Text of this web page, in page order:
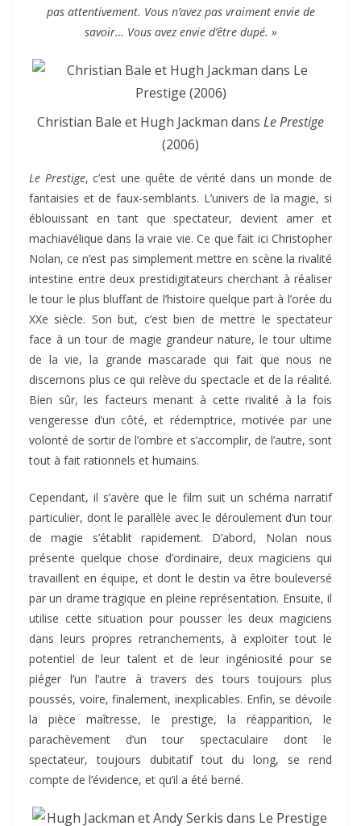
pas attentivement. Vous n’avez pas vraiment envie de
savoir… Vous avez envie d’être dupé. »
Christian Bale et Hugh Jackman dans Le Prestige
(2006)
Le Prestige, c’est une quête de vérité dans un monde de
fantaisies et de faux-semblants. L’univers de la magie, si
éblouissant en tant que spectateur, devient amer et
machiavélique dans la vraie vie. Ce que fait ici Christopher
Nolan, ce n’est pas simplement mettre en scène la rivalité
intestine entre deux prestidigitateurs cherchant à réaliser
le tour le plus bluffant de l’histoire quelque part à l’orée du
XXe siècle. Son but, c’est bien de mettre le spectateur
face à un tour de magie grandeur nature, le tour ultime
de la vie, la grande mascarade qui fait que nous ne
discernons plus ce qui relève du spectacle et de la réalité.
Bien sûr, les facteurs menant à cette rivalité à la fois
vengeresse d’un côté, et rédemptrice, motivée par une
volonté de sortir de l’ombre et s’accomplir, de l’autre, sont
tout à fait rationnels et humains.
Cependant, il s’avère que le film suit un schéma narratif
particulier, dont le parallèle avec le déroulement d’un tour
de magie s’établit rapidement. D’abord, Nolan nous
présente quelque chose d’ordinaire, deux magiciens qui
travaillent en équipe, et dont le destin va être bouleversé
par un drame tragique en pleine représentation. Ensuite, il
utilise cette situation pour pousser les deux magiciens
dans leurs propres retranchements, à exploiter tout le
potentiel de leur talent et de leur ingéniosité pour se
piéger l’un l’autre à travers des tours toujours plus
poussés, voire, finalement, inexplicables. Enfin, se dévoile
la pièce maîtresse, le prestige, la réapparition, le
parachèvement d’un tour spectaculaire dont le
spectateur, toujours dubitatif tout du long, se rend
compte de l’évidence, et qu’il a été berné.